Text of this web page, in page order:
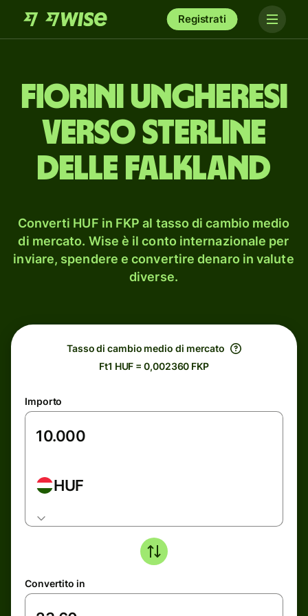
Registrati
fiorini ungheresi
verso sterline
delle Falkland
Converti HUF in FKP al tasso di cambio medio
di mercato. Wise è il conto internazionale per
inviare, spendere e convertire denaro in valute
diverse.
Tasso di cambio medio di mercato
Ft1 HUF = 0,002360 FKP
Importo
HUF
Convertito in